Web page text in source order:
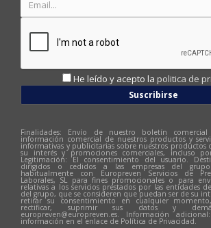
He leído y acepto la politica de
Suscribirse
Finalidades: Envío de nuestro boletín
información comercial de nuestros productos y
informativas y publicitarias sobre nuestros productos
su interés y promociones comerciales, incluso
Legitimación: El consentimiento del usuario.
dirigidos o cedidos a las empresas del
habitualmente con Europreven Servicios de
Laborales, SL para fines promocionales o para
relativas a los servicios prestados por las entidades
del grupo, que se consideren que puedan ser de su
retirar su consentimiento en cualquier
rectificar, suprimir sus datos y
europreven@europreven.es . Información
información en el enlace de Política de Privacidad.